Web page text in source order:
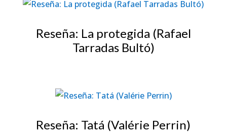
Reseña: La protegida (Rafael
Tarradas Bultó)
Reseña: Tatá (Valérie Perrin)